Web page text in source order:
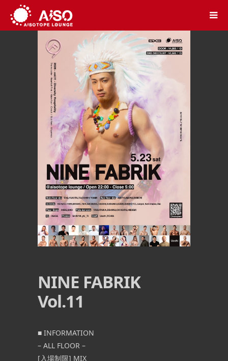
NINE FABRIK
Vol.11
■ INFORMATION
– ALL FLOOR –
[入場制限] MIX